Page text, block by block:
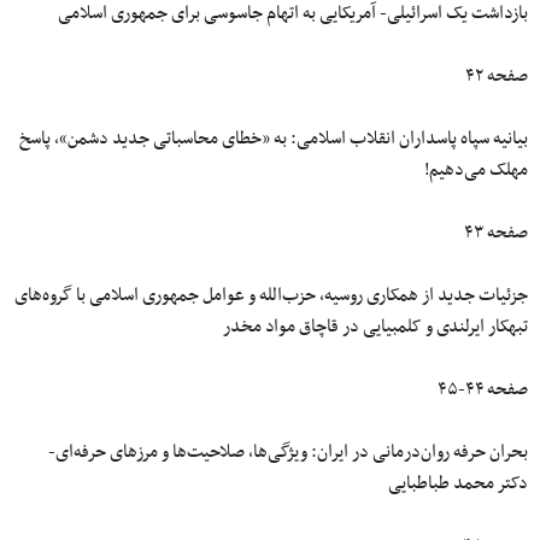
بازداشت یک اسرائیلی- آمریکایی به اتهام جاسوسی برای جمهوری اسلامی
صفحه ۴۲
بیانیه سپاه پاسداران انقلاب اسلامی: به «خطای محاسباتی جدید دشمن»، پاسخ
مهلک می‌دهیم!
صفحه ۴۳
جزئیات جدید از همکاری روسیه، حزب‌الله و عوامل جمهوری اسلامی با گروه‌های
تبهکار ایرلندی و کلمبیایی در قاچاق مواد مخدر
صفحه ۴۴-۴۵
بحران حرفه روان‌درمانی در ایران: ویژگی‌ها، صلاحیت‌ها و مرزهای حرفه‌ای-
دکتر محمد طباطبایی